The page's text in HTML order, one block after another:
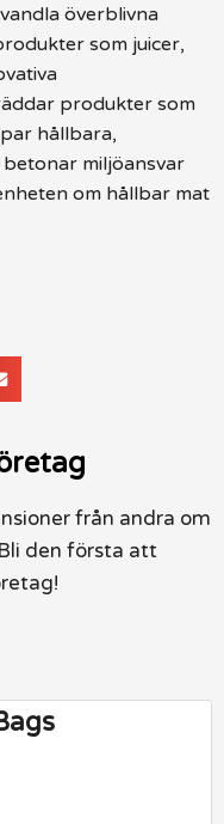
överblivna
som juicer,
produkter som
hållbara,
miljöansvar
om hållbar mat
från andra om
den första att